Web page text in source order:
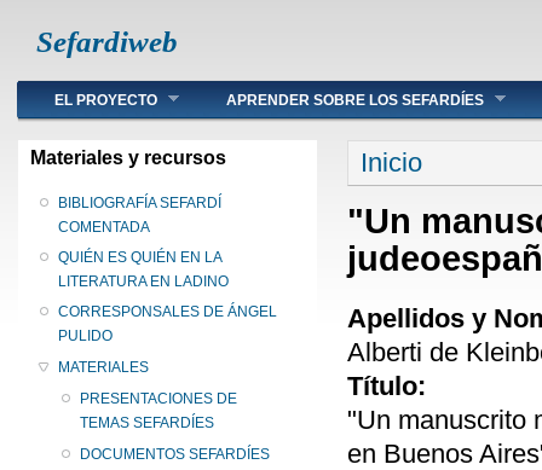
Sefardiweb
Main menu
EL PROYECTO APRENDER SOBRE LOS SEFARDÍES
Materiales y recursos
BIBLIOGRAFÍA SEFARDÍ
COMENTADA
QUIÉN ES QUIÉN EN LA
LITERATURA EN LADINO
CORRESPONSALES DE ÁNGEL
PULIDO
MATERIALES
PRESENTACIONES DE
TEMAS SEFARDÍES
DOCUMENTOS SEFARDÍES
Se encuentra
Inicio
"Un
Apellidos y
Alberti de
Título:
"Un manuscrito
en Buenos